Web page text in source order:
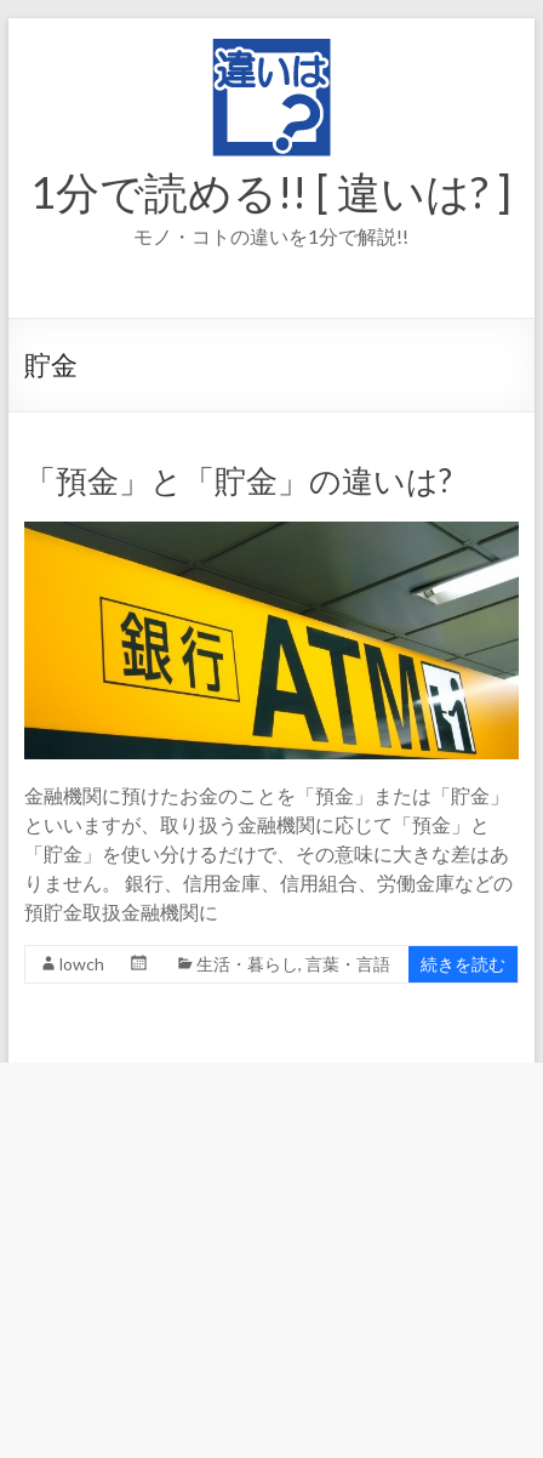
1分で読める!! [ 違いは? ]
モノ・コトの違いを1分で解説!!
貯金
「預金」と「貯金」の違いは?
金融機関に預けたお金のことを「預金」または「貯金」
といいますが、取り扱う金融機関に応じて「預金」と
「貯金」を使い分けるだけで、その意味に大きな差はあ
りません。 銀行、信用金庫、信用組合、労働金庫などの
預貯金取扱金融機関に
lowch 生活・暮らし, 言葉・言語 続きを読む